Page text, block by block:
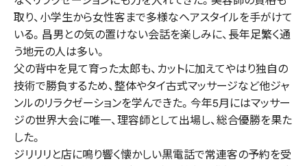
取り、小学生から女性客まで多様なヘアスタイルを手がけて
いる。昌男との気の置けない会話を楽しみに、長年足繁く通
う地元の人は多い。
父の背中を見て育った太郎も、カットに加えてやはり独自の
技術で勝負するため、整体やタイ古式マッサージなど他ジャ
ンルのリラクゼーションを学んできた。今年5月にはマッサー
ジの世界大会に唯一、理容師として出場し、総合優勝を果た
した。
ジリリリと店に鳴り響く懐かしい黒電話で常連客の予約を受